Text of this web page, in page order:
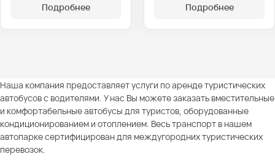
Подробнее
Подробнее
Наша компания предоставляет услуги по аренде туристических
автобусов с водителями. У нас Вы можете заказать вместительные
и комфортабельные автобусы для туристов, оборудованные
кондиционированием и отоплением. Весь транспорт в нашем
автопарке сертифицирован для междугородних туристических
перевозок.